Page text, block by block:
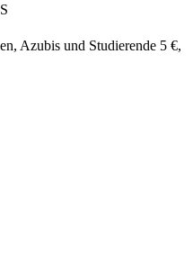
Azubis und Studierende 5 €,